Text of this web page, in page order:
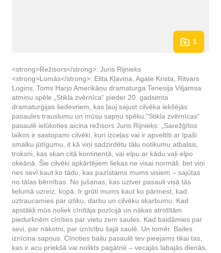
1
<strong>Režisors</strong>: Juris Rijnieks
<strong>Lomās</strong>: Elita Kļaviņa, Agate Krista, Ritvars
Logins, Toms Harjo Amerikāņu dramaturga Tenesija Viljamsa
atmiņu spēle „Stikla zvērnīca“ pieder 20. gadsimta
dramaturģijas šedevriem, kas ļauj sajust cilvēka iekšējās
pasaules trauslumu un mūsu sapņu spēku. ​“Stikla zvērnīcas“
pasaulē ielūkoties aicina režisors Juris Rijnieks: „Sarežģītos
laikos ir sastopami cilvēki, kuri izceļas vai ir apveltīti ar īpaši
smalku jūtīgumu, it kā viņi sadzirdētu tālu notikumu atbalsis,
troksni, kas skan citā kontinentā, vai elpu ar kādu vaļi elpo
okeānā. Šie cilvēki apkārtējiem liekas ne visai normāli, bet viņi
nes sevī kaut ko tādu, kas pazīstams mums visiem – sajūtas
no tālas bērnības. No jušanas, kas uztver pasauli visā tās
lielumā uzreiz, kopā. Ir grūti mums kaut ko pārmest, kad
uztraucamies par iztiku, darbu un cilvēku skarbumu. Kad
apstākļi mūs noliek cīnītāja pozīcijā un nākas atrotītām
piedurknēm cīnīties par vietu zem saules. Kad baidāmies par
sevi, par nākotni, par iznīcību šajā saulē. Un tomēr. Bailes
iznīcina sapņus. Cīnoties baiļu pasaulē tev pieejams tikai tas,
kas ir acu priekšā vai nolikts pagātnē – vecajās labajās dienās,